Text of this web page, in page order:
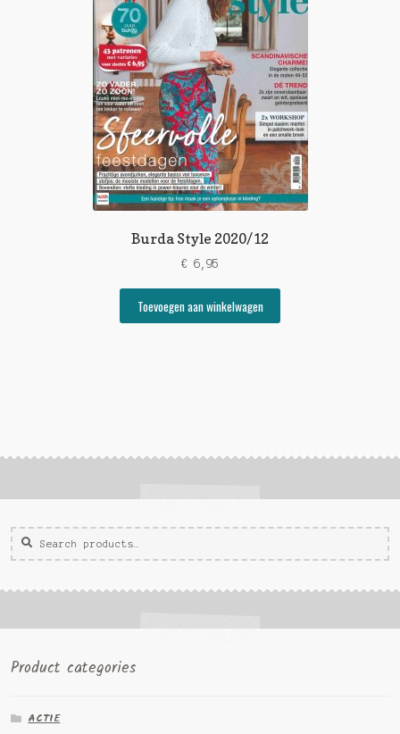
Burda Style 2020/12
€ 6,95
Toevoegen aan winkelwagen
Zoeken
voor:
Zoek
Product categories
ACTIE